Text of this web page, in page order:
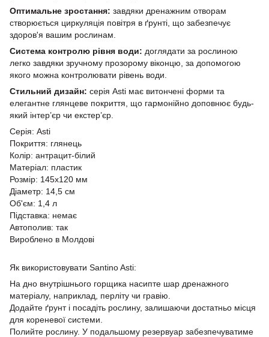
Оптимальне зростання: завдяки дренажним отворам
створюється циркуляція повітря в ґрунті, що забезпечує
здоров'я вашим рослинам.
Система контролю рівня води: доглядати за рослиною
легко завдяки зручному прозорому віконцю, за допомогою
якого можна контролювати рівень води.
Стильний дизайн: серія Asti має витончені форми та
елегантне глянцеве покриття, що гармонійно доповнює будь-
який інтер’єр чи екстер’єр.
Серія: Asti
Покриття: глянець
Колір: антрацит-білий
Матеріал: пластик
Розмір: 145х120 мм
Діаметр: 14,5 см
Об'єм: 1,4 л
Підставка: немає
Автополив: так
Вироблено в Молдові
Як використовувати Santino Asti:
На дно внутрішнього горщика насипте шар дренажного
матеріалу, наприклад, перліту чи гравію.
Додайте ґрунт і посадіть рослину, залишаючи достатньо місця
для кореневої системи.
Полийте рослину. У подальшому резервуар забезпечуватиме